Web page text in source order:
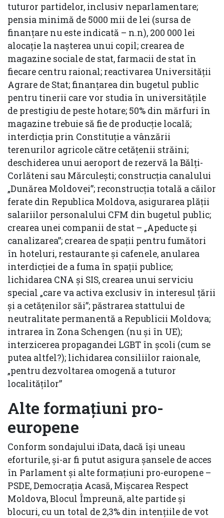
tuturor partidelor, inclusiv neparlamentare;
pensia minimă de 5000 mii de lei (sursa de
finanțare nu este indicată – n.n), 200 000 lei
alocație la nașterea unui copil; crearea de
magazine sociale de stat, farmacii de stat în
fiecare centru raional; reactivarea Universității
Agrare de Stat; finanțarea din bugetul public
pentru tinerii care vor studia în universitățile
de prestigiu de peste hotare; 50% din mărfuri în
magazine trebuie să fie de producție locală;
interdicția prin Constituție a vânzării
terenurilor agricole către cetățenii străini;
deschiderea unui aeroport de rezervă la Bălți-
Corlăteni sau Mărculești; construcția canalului
„Dunărea Moldovei”; reconstrucția totală a căilor
ferate din Republica Moldova, asigurarea plății
salariilor personalului CFM din bugetul public;
crearea unei companii de stat – „Apeducte și
canalizarea”; crearea de spații pentru fumători
în hoteluri, restaurante și cafenele, anularea
interdicției de a fuma în spații publice;
lichidarea CNA și SIS, crearea unui serviciu
special „care va activa exclusiv în interesul țării
și a cetățenilor săi”; păstrarea stattului de
neutralitate permanentă a Republicii Moldova;
intrarea în Zona Schengen (nu și în UE);
interzicerea propagandei LGBT în școli (cum se
putea altfel?); lichidarea consiliilor raionale,
„pentru dezvoltarea omogenă a tuturor
localităților”
Alte formațiuni pro-
europene
Conform sondajului iData, dacă își uneau
eforturile, și-ar fi putut asigura șansele de acces
în Parlament și alte formațiuni pro-europene –
PSDE, Democrația Acasă, Mișcarea Respect
Moldova, Blocul Împreună, alte partide și
blocuri, cu un total de 2,3% din intențiile de vot